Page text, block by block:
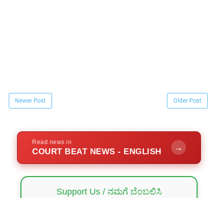
Newer Post Older Post
Read news in
COURT BEAT NEWS - ENGLISH →
Support Us / ನಮಗೆ ಬೆಂಬಲಿಸಿ